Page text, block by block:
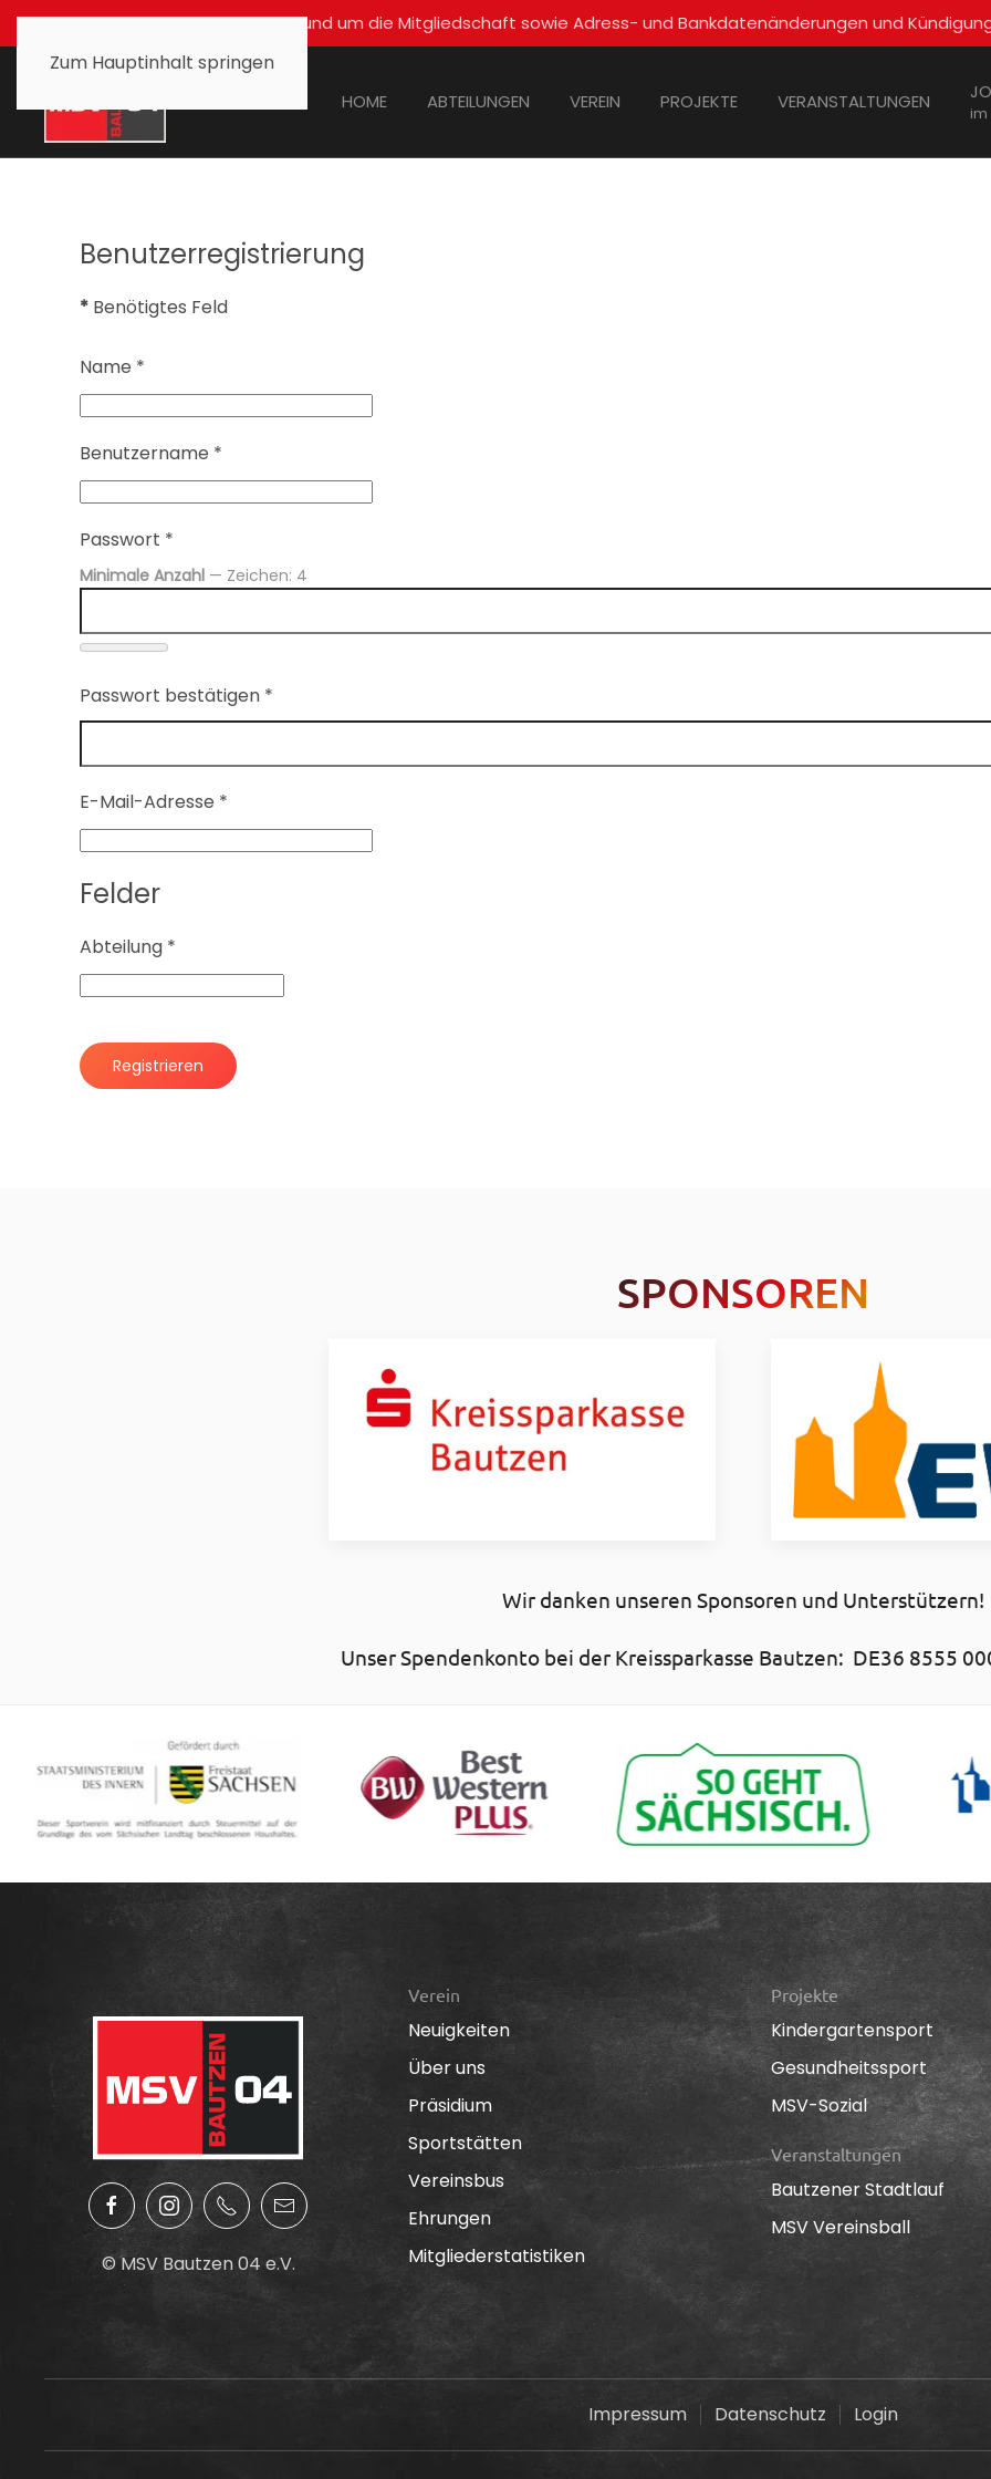
Zum Hauptinhalt springen
Für alle Fragen rund um die Mitgliedschaft sowie Adress- und Bankdatenänderungen und
HOME ABTEILUNGEN VEREIN PROJEKTE VERANSTALTUNGEN
Benutzerregistrierung
* Benötigtes Feld
Name *
Benutzername *
Passwort *
Minimale Anzahl — Zeichen: 4
Passwort bestätigen *
E-Mail-Adresse *
Felder
Abteilung *
Registrieren
SPONSOREN
Wir danken unseren Sponsoren und Unterstützern!
Unser Spendenkonto bei der Kreissparkasse Bautzen: DE36 8555
Verein
Neuigkeiten
Über uns
Präsidium
Sportstätten
Vereinsbus
Ehrungen
Mitgliederstatistiken
Projekte
Kindergartensport
Gesundheitssport
MSV-Sozial
Veranstaltungen
Bautzener Stadtlauf
MSV Vereinsball
© MSV Bautzen 04 e.V.
Impressum Datenschutz Login